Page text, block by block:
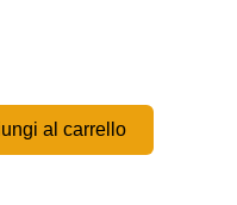
al carrello